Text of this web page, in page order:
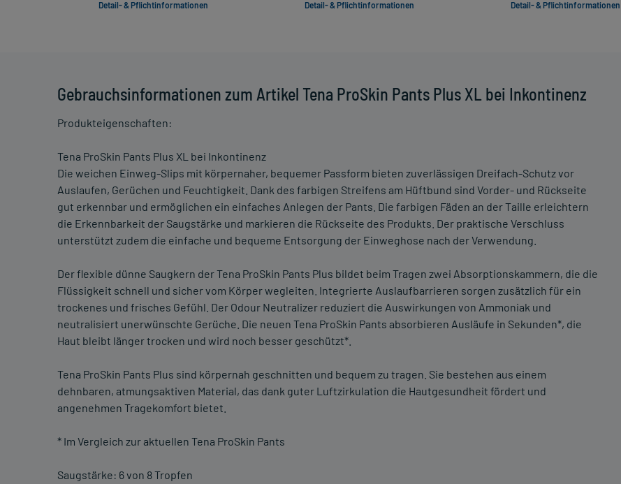
Gebrauchsinformationen zum Artikel Tena ProSkin Pants Plus XL bei Inkontinenz
Produkteigenschaften:
Tena ProSkin Pants Plus XL bei Inkontinenz
Die weichen Einweg-Slips mit körpernaher, bequemer Passform bieten zuverlässigen Dreifach-Schutz vor
Auslaufen, Gerüchen und Feuchtigkeit. Dank des farbigen Streifens am Hüftbund sind Vorder- und Rückseite
gut erkennbar und ermöglichen ein einfaches Anlegen der Pants. Die farbigen Fäden an der Taille erleichtern
die Erkennbarkeit der Saugstärke und markieren die Rückseite des Produkts. Der praktische Verschluss
unterstützt zudem die einfache und bequeme Entsorgung der Einweghose nach der Verwendung.
Der flexible dünne Saugkern der Tena ProSkin Pants Plus bildet beim Tragen zwei Absorptionskammern, die die
Flüssigkeit schnell und sicher vom Körper wegleiten. Integrierte Auslaufbarrieren sorgen zusätzlich für ein
trockenes und frisches Gefühl. Der Odour Neutralizer reduziert die Auswirkungen von Ammoniak und
neutralisiert unerwünschte Gerüche. Die neuen Tena ProSkin Pants absorbieren Ausläufe in Sekunden*, die
Haut bleibt länger trocken und wird noch besser geschützt*.
Tena ProSkin Pants Plus sind körpernah geschnitten und bequem zu tragen. Sie bestehen aus einem
dehnbaren, atmungsaktiven Material, das dank guter Luftzirkulation die Hautgesundheit fördert und
angenehmen Tragekomfort bietet.
* Im Vergleich zur aktuellen Tena ProSkin Pants
Saugstärke: 6 von 8 Tropfen
Detail- & Pflichtinformationen Detail- & Pflichtinformationen Detail- & Pflichtinformationen